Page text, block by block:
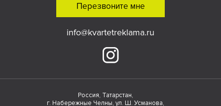
Перезвоните мне
info@kvartetreklama.ru
Россия, Татарстан,
г. Набережные Челны, ул. Ш. Усманова,